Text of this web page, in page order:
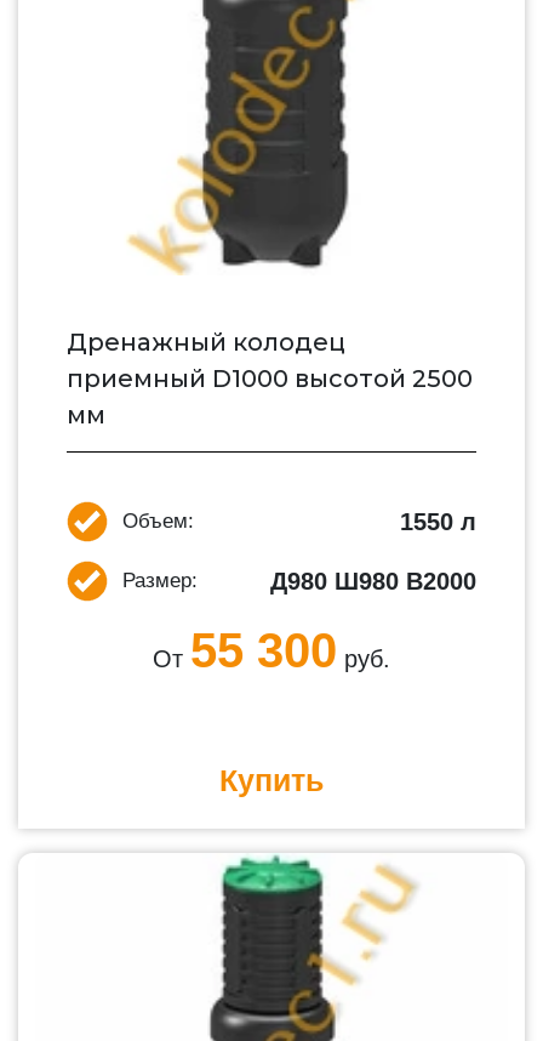
Дренажный колодец
приемный D1000 высотой 2500
мм
Объем: 1550 л
Размер: Д980 Ш980 В2000
От 55 300 руб.
Купить